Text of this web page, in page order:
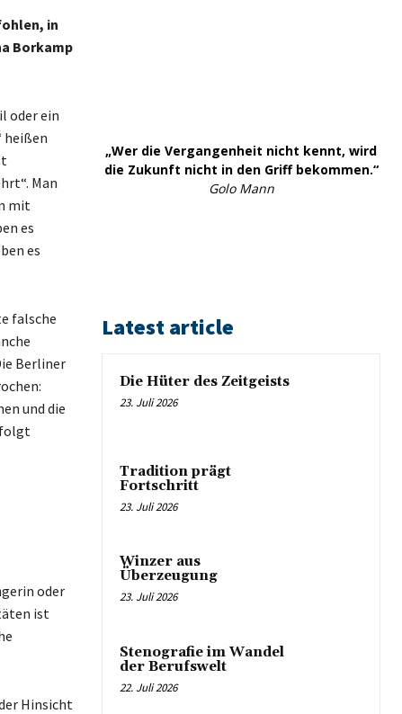
in
Borkamp
oder ein
heißen
Man
mit
es
es
falsche
Berliner
und die
folgt
oder
ist
Hinsicht
„Wer die Vergangenheit nicht kennt, wird
die Zukunft nicht in den Griff bekommen.“
Golo Mann
Latest article
Die Hüter des Zeitgeists
23. Juli 2026
Tradition prägt
Fortschritt
23. Juli 2026
Winzer aus
Überzeugung
23. Juli 2026
Stenografie im Wandel
der Berufswelt
22. Juli 2026